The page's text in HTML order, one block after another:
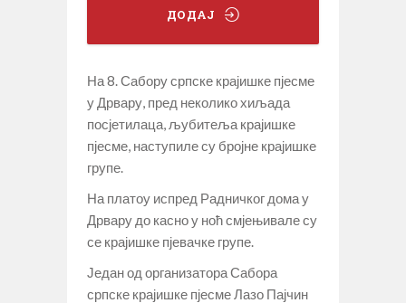
ДОДАЈ
На 8. Сабору српске крајишке пјесме
у Дрвару, пред неколико хиљада
посјетилаца, љубитеља крајишке
пјесме, наступиле су бројне крајишке
групе.
На платоу испред Радничког дома у
Дрвару до касно у ноћ смјењивале су
се крајишке пјевачке групе.
Један од организатора Сабора
српске крајишке пјесме Лазо Пајчин